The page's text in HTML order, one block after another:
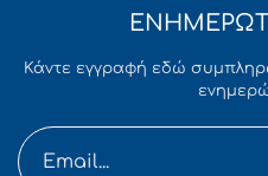
Κάντε εγγραφή εδώ